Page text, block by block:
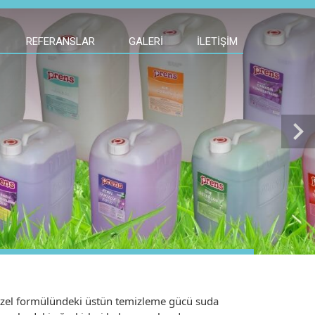
chevron_right
REFERANSLAR GALERI İLETIŞIM
formülündeki üstün temizleme gücü suda